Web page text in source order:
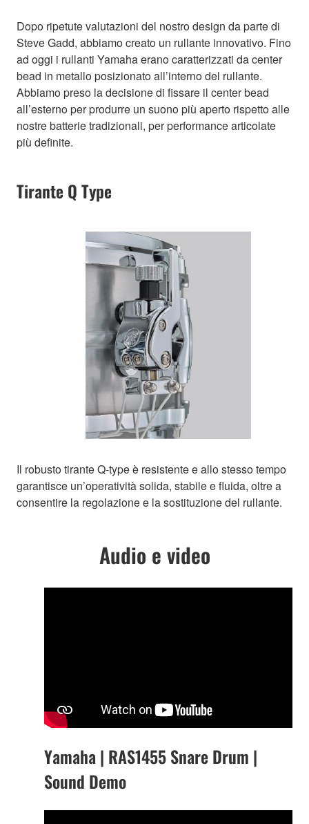
Dopo ripetute valutazioni del nostro design da parte di
Steve Gadd, abbiamo creato un rullante innovativo. Fino
ad oggi i rullanti Yamaha erano caratterizzati da center
bead in metallo posizionato all’interno del rullante.
Abbiamo preso la decisione di fissare il center bead
all’esterno per produrre un suono più aperto rispetto alle
nostre batterie tradizionali, per performance articolate
più definite.
Tirante Q Type
Il robusto tirante Q-type è resistente e allo stesso tempo
garantisce un’operatività solida, stabile e fluida, oltre a
consentire la regolazione e la sostituzione del rullante.
Audio e video
Yamaha | RAS1455 Snare Drum |
Sound Demo